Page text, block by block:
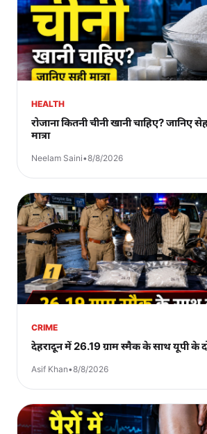
HEALTH
रोजाना कितनी चीनी खानी चाहिए? जानिए
मात्रा
Neelam Saini•8/8/2026
CRIME
देहरादून में 26.19 ग्राम स्मैक के साथ यूपी के
Asif Khan•8/8/2026